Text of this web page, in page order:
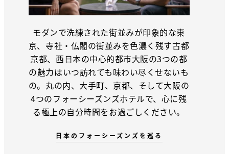
モダンで洗練された街並みが印象的な東
京、寺社・仏閣の街並みを色濃く残す古都
京都、西日本の中心的都市大阪の3つの都
の魅力はいつ訪れても味わい尽くせないも
の。丸の内、大手町、京都、そして大阪の
4つのフォーシーズンズホテルで、心に残
る極上の自分時間をお過ごしください。
日本のフォーシーズンズを巡る